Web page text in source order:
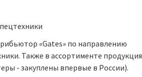
«Gates» по направлению
Также в ассортименте продукция
- закуплены впервые в России).